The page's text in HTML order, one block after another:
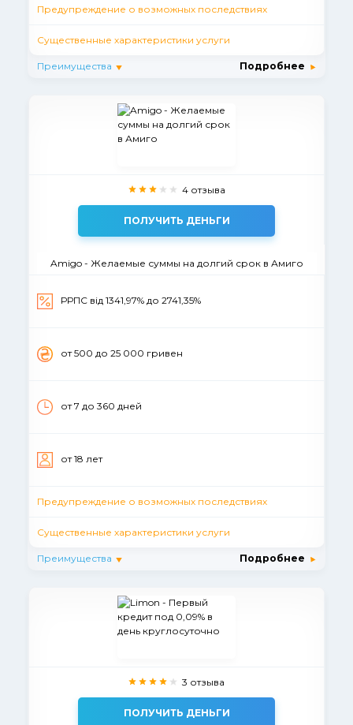
Предупреждение о возможных последствиях
Существенные характеристики услуги
Преимущества Подробнее
4 отзыва
ПОЛУЧИТЬ ДЕНЬГИ
Amigo - Желаемые суммы на долгий срок в Амиго
РРПС від 1341,97% до 2741,35%
от 500 до 25 000 гривен
от 7 до 360 дней
от 18 лет
Предупреждение о возможных последствиях
Существенные характеристики услуги
Преимущества Подробнее
3 отзыва
ПОЛУЧИТЬ ДЕНЬГИ